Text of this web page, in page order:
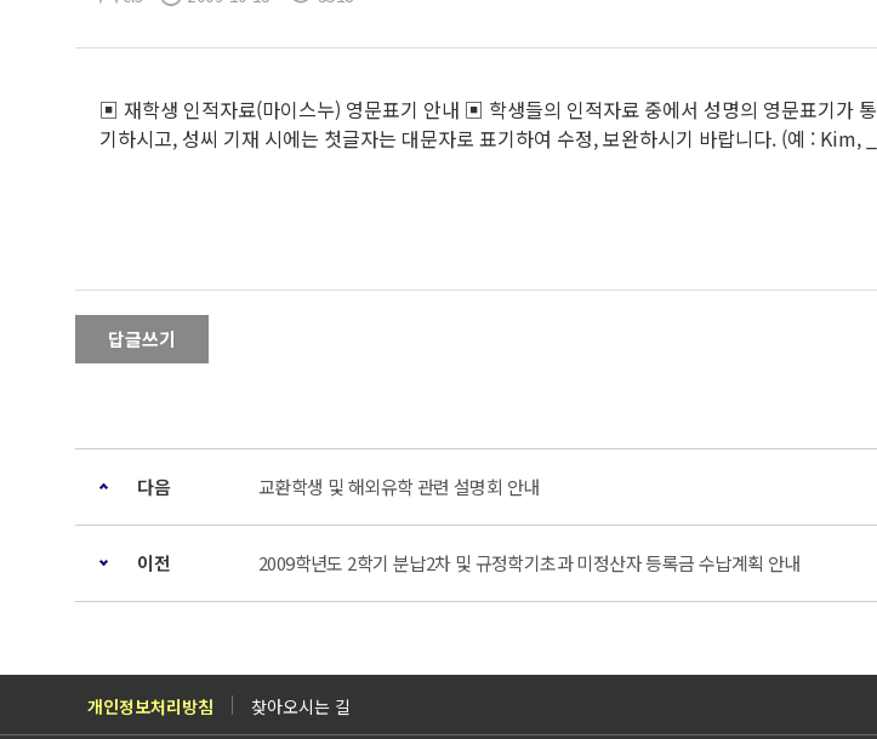
▣ 재학생 인적자료(마이스누) 영문표기 안내 ▣ 학생들의 인적자료 중에서 성명의 영문표기가
기하시고, 성씨 기재 시에는 첫글자는 대문자로 표기하여 수정, 보완하시기 바랍니다. (예 : Kim,
답글쓰기
다음 교환학생 및 해외유학 관련 설명회 안내
이전 2009학년도 2학기 분납2차 및 규정학기초과 미정산자 등록금 수납계획 안내
개인정보처리방침 찾아오시는 길